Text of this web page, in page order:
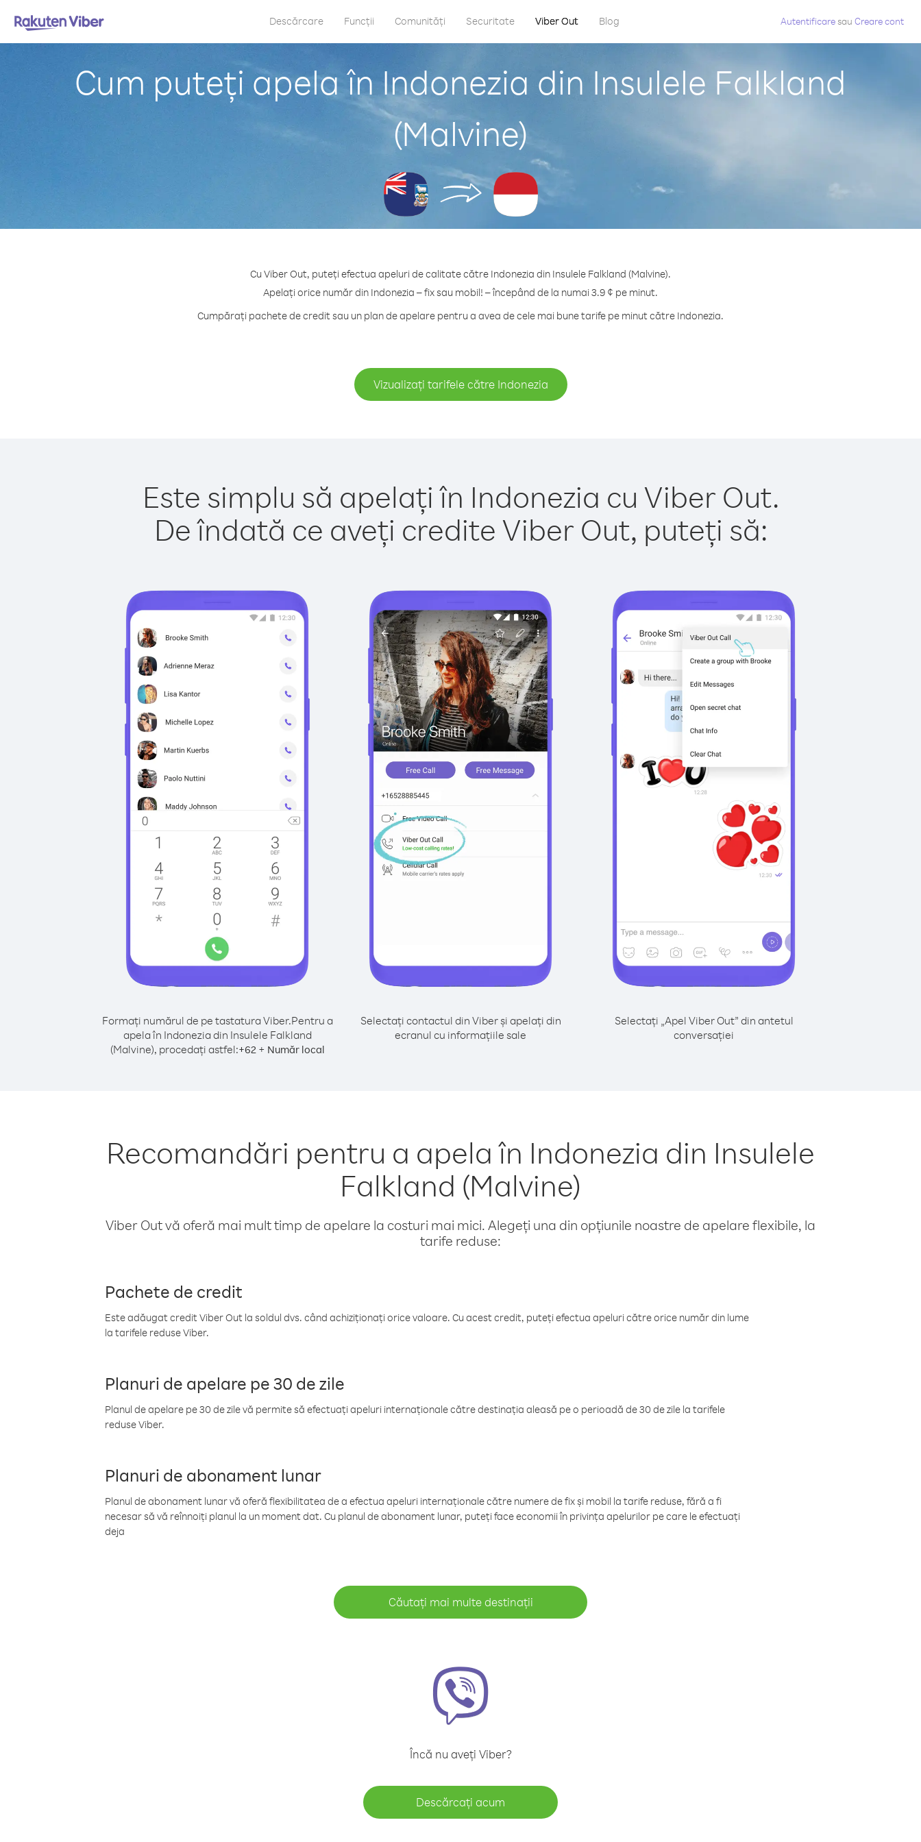
Descărcare Funcții Comunități Securitate Viber Out Blog Autentificaresau Creare cont
Cum puteți apela în Indonezia din Insulele Falkland
(Malvine)
Cu Viber Out, puteți efectua apeluri de calitate către Indonezia din Insulele Falkland (Malvine).
Apelați orice număr din Indonezia – fix sau mobil! – începând de la numai 3.9 ¢ pe minut.
Cumpărați pachete de credit sau un plan de apelare pentru a avea de cele mai bune tarife pe minut către Indonezia.
Vizualizați tarifele către Indonezia
Este simplu să apelați în Indonezia cu Viber Out.
De îndată ce aveți credite Viber Out, puteți să:
Formați numărul de pe tastatura Viber.Pentru a
apela în Indonezia din Insulele Falkland
(Malvine), procedați astfel:+62+ Număr local
Selectați contactul din Viber și apelați din
ecranul cu informațiile sale
Selectați „Apel Viber Out” din antetul
conversației
Recomandări pentru a apela în Indonezia din Insulele
Falkland (Malvine)
Viber Out vă oferă mai mult timp de apelare la costuri mai mici. Alegeți una din opțiunile noastre de apelare flexibile, la
tarife reduse:
Pachete de credit
Este adăugat credit Viber Out la soldul dvs. când achiziționați orice valoare. Cu acest credit, puteți efectua apeluri către orice număr din lume
la tarifele reduse Viber.
Planuri de apelare pe 30 de zile
Planul de apelare pe 30 de zile vă permite să efectuați apeluri internaționale către destinația aleasă pe o perioadă de 30 de zile la tarifele
reduse Viber.
Planuri de abonament lunar
Planul de abonament lunar vă oferă flexibilitatea de a efectua apeluri internaționale către numere de fix și mobil la tarife reduse, fără a fi
necesar să vă reînnoiți planul la un moment dat. Cu planul de abonament lunar, puteți face economii în privința apelurilor pe care le efectuați
deja
Căutați mai multe destinații
Încă nu aveți Viber?
Descărcați acum